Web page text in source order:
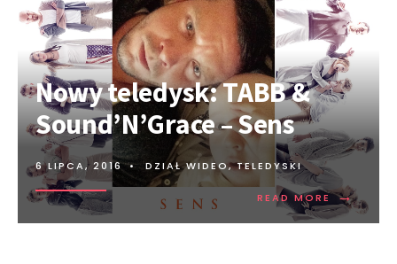
Nowy teledysk: TABB &
Sound’N’Grace – Sens
6 LIPCA, 2016 • DZIAŁ WIDEO,TELEDYSKI
READ MORE →